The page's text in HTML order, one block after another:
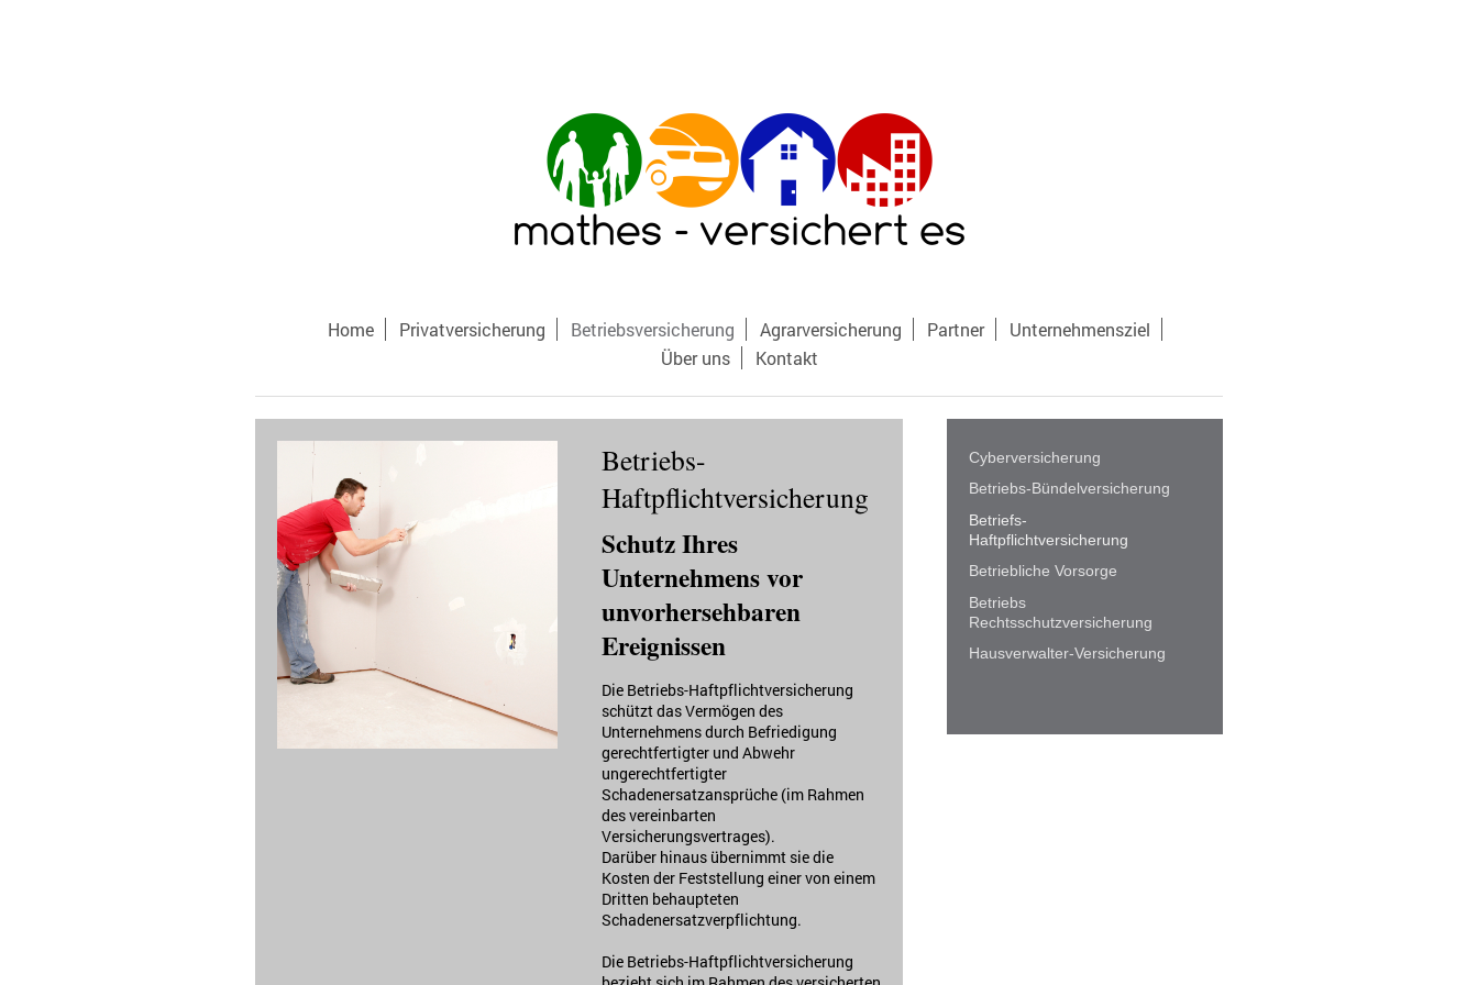
Home Privatversicherung Betriebsversicherung Agrarversicherung Partner
Unternehmensziel
Über uns
Kontakt
Betriebs-
Haftpflichtversicherung
Schutz Ihres
Unternehmens vor
unvorhersehbaren
Ereignissen
Die Betriebs-Haftpflichtversicherung
schützt das Vermögen des
Unternehmens durch Befriedigung
gerechtfertigter und Abwehr
ungerechtfertigter
Schadenersatzansprüche (im Rahmen
des vereinbarten
Versicherungsvertrages).
Darüber hinaus übernimmt sie die
Kosten der Feststellung einer von einem
Dritten behaupteten
Schadenersatzverpflichtung.
Die Betriebs-Haftpflichtversicherung
Cyberversicherung
Betriebs-Bündelversicherung
Betriefs-
Haftpflichtversicherung
Betriebliche Vorsorge
Betriebs
Rechtsschutzversicherung
Hausverwalter-Versicherung